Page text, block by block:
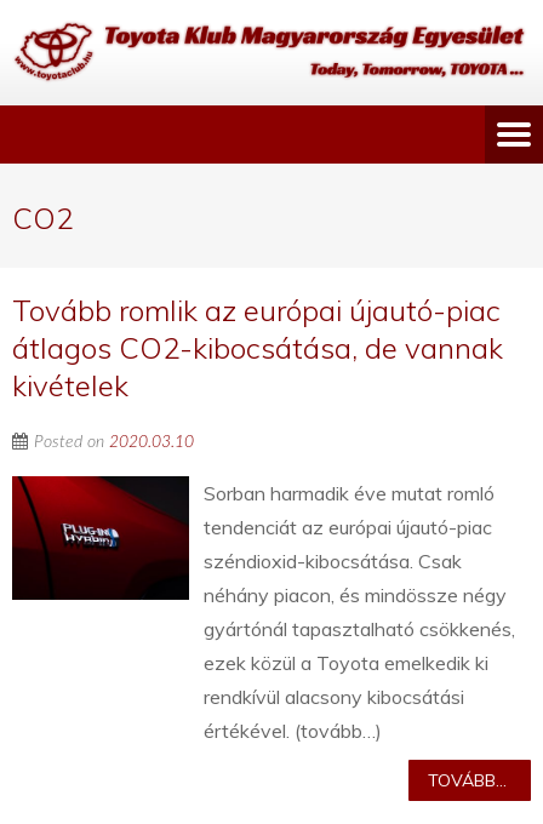
CO2
Tovább romlik az európai újautó-piac
átlagos CO2-kibocsátása, de vannak
kivételek
Posted on 2020.03.10
Sorban harmadik éve mutat romló
tendenciát az európai újautó-piac
széndioxid-kibocsátása. Csak
néhány piacon, és mindössze négy
gyártónál tapasztalható csökkenés,
ezek közül a Toyota emelkedik ki
rendkívül alacsony kibocsátási
értékével. (tovább…)
TOVÁBB...